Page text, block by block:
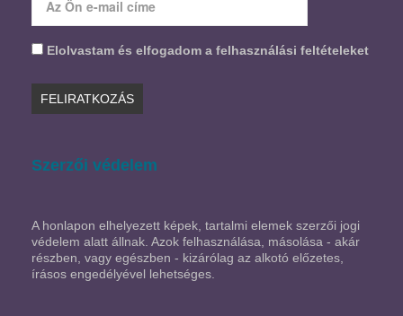
Elolvastam és elfogadom a felhasználási feltételeket
Szerzői védelem
A honlapon elhelyezett képek, tartalmi elemek szerzői jogi
védelem alatt állnak. Azok felhasználása, másolása - akár
részben, vagy egészben - kizárólag az alkotó előzetes,
írásos engedélyével lehetséges.